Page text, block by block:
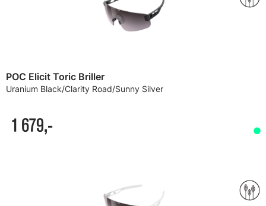
POC Elicit Toric Briller
Uranium Black/Clarity Road/Sunny Silver
1 679,-